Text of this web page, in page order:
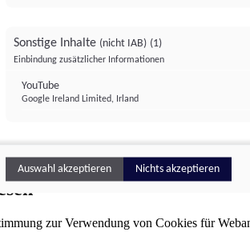
professionell
zur Verwendung von Cookies für
Sonstige Inhalte (nicht IAB) (1)
Einbindung zusätzlicher Informationen
YouTube
Google Ireland Limited, Irland
Auswahl akzeptieren Nichts akzeptieren